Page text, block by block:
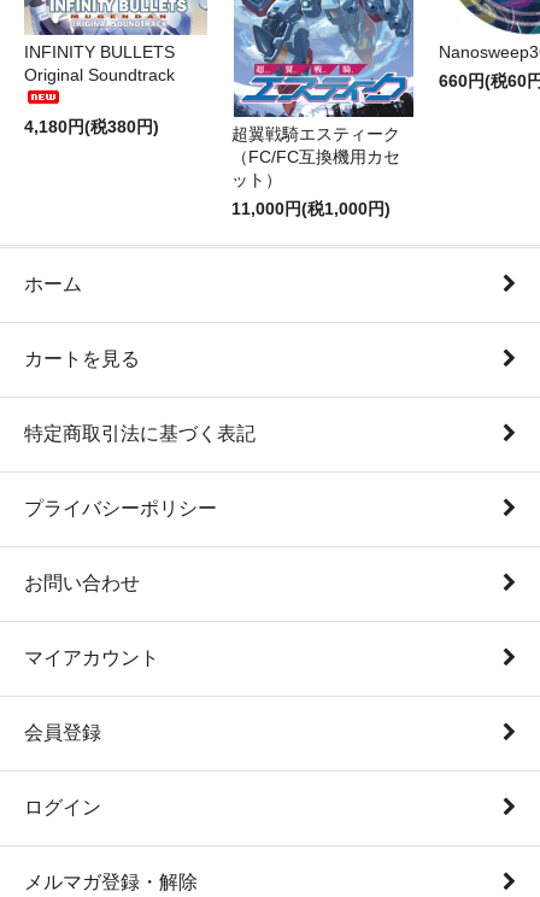
INFINITY BULLETS
Original Soundtrack
4,180円(税380円)
超翼戦騎エスティーク
（FC/FC互換機用カセ
ット）
11,000円(税1,000円)
660円(税60
ホーム
カートを見る
特定商取引法に基づく表記
プライバシーポリシー
お問い合わせ
マイアカウント
会員登録
ログイン
メルマガ登録・解除